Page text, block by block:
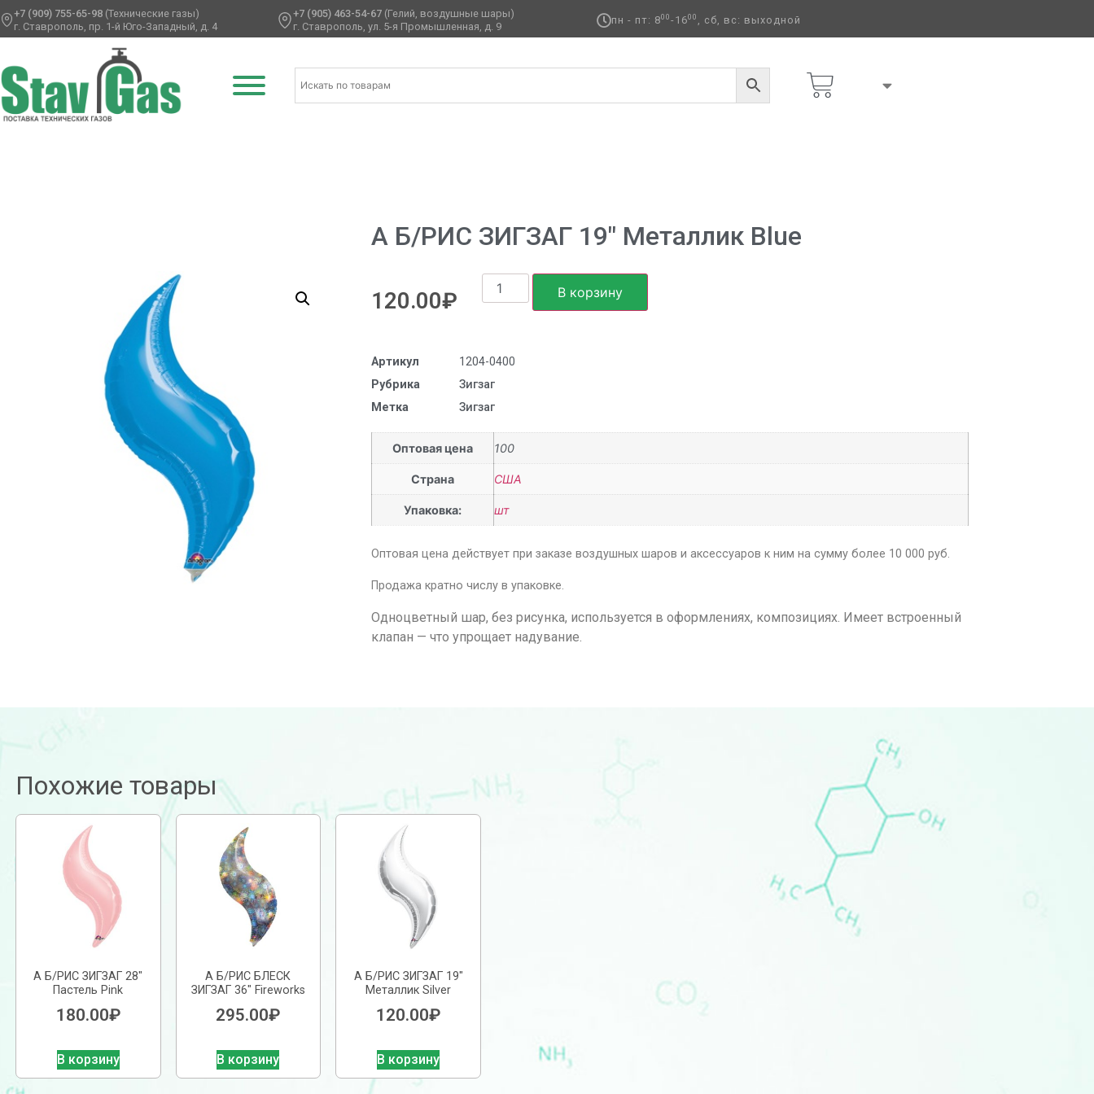
+7 (909) 755-65-98 (Технические газы)
г. Ставрополь, пр. 1-й Юго-Западный, д. 4
+7 (905) 463-54-67 (Гелий, воздушные шары)
г. Ставрополь, ул. 5-я Промышленная, д. 9 ​
пн - пт: 800-1600 , сб, вс: выходной
А Б/РИС ЗИГЗАГ 19″ Металлик Blue
120.00₽ В корзину
Артикул
1204-0400
Рубрика
Зигзаг
Метка
Зигзаг
Оптовая цена 100
Страна США
Упаковка: шт
Оптовая цена действует при заказе воздушных шаров и аксессуаров к ним на сумму более 10 000 руб.
Продажа кратно числу в упаковке.
Одноцветный шар, без рисунка, используется в оформлениях, композициях. Имеет встроенный
клапан — что упрощает надувание.
Похожие товары
А Б/РИС ЗИГЗАГ 28″
Пастель Pink
180.00₽
В корзину
А Б/РИС БЛЕСК
ЗИГЗАГ 36″ Fireworks
295.00₽
В корзину
А Б/РИС ЗИГЗАГ 19″
Металлик Silver
120.00₽
В корзину